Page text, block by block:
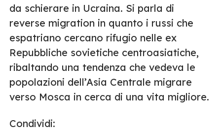
da schierare in Ucraina. Si parla di
reverse migration in quanto i russi che
espatriano cercano rifugio nelle ex
Repubbliche sovietiche centroasiatiche,
ribaltando una tendenza che vedeva le
popolazioni dell’Asia Centrale migrare
verso Mosca in cerca di una vita migliore.
Condividi: